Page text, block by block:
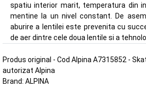
spatiu interior marit, temperatura din
mentine la un nivel constant. De
aburire a lentilei este prevenita cu
de aer dintre cele doua lentile si a
Produs original - Cod Alpina A7315852 -
autorizat Alpina
Brand: ALPINA